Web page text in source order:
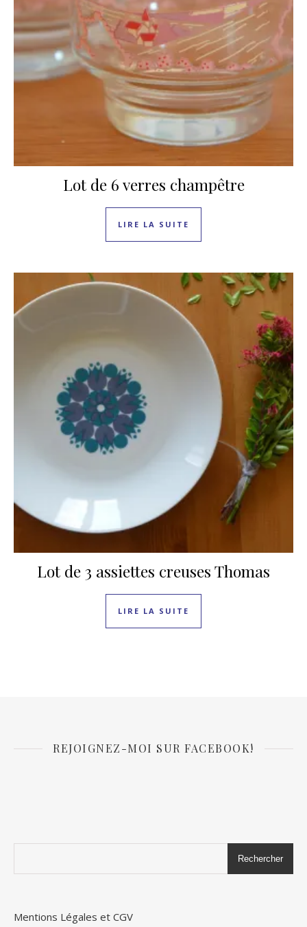
Lot de 6 verres champêtre
LIRE LA SUITE
Lot de 3 assiettes creuses Thomas
LIRE LA SUITE
REJOIGNEZ-MOI SUR FACEBOOK!
Rechercher
Mentions Légales et CGV